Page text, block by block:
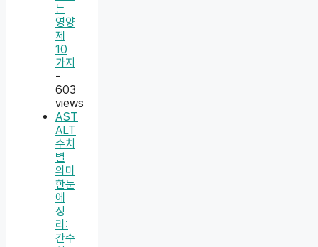
는
영양
제
10
가지
-
603
views
AST
ALT
수치
별
의미
한눈
에
정
리:
간수